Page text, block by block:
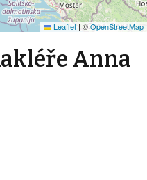
Leaflet | ©OpenStreetMap
Anna